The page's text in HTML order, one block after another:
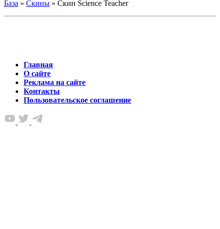
База » Скины » Скин Science Teacher
Главная
О сайте
Реклама на сайте
Контакты
Пользовательское соглашение